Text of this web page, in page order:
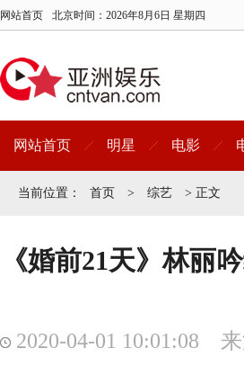
网站首页 北京时间： 2026年8月6日 星期四
网站首页 明星 电影
当前位置： 首页 > 综艺 > 正文
《婚前21天》林丽
2020-04-01 10:01:08